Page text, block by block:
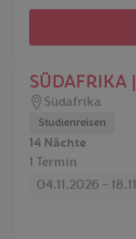
Südafrika
Studienreisen
14 Nächte
1 Termin
04.11.2026 -